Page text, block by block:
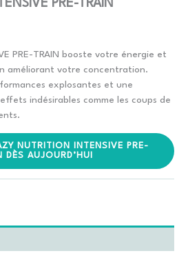
PRE-TRAIN
PRE-TRAIN booste votre énergie et
améliorant votre concentration.
explosantes et une
indésirables comme les coups de
NUTRITION INTENSIVE PRE-
DÈS AUJOURD’HUI